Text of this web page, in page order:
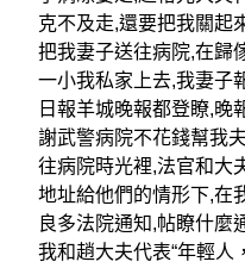
克不及走,還要把我關起
把我妻子送往病院,在歸
一小我私家上去,我妻子
日報羊城晚報都登瞭,晚
謝武警病院不花錢幫我
往病院時光裡,法官和大
地址給他們的情形下,在
良多法院通知,帖瞭什麼
我和趙大夫代表“年輕人